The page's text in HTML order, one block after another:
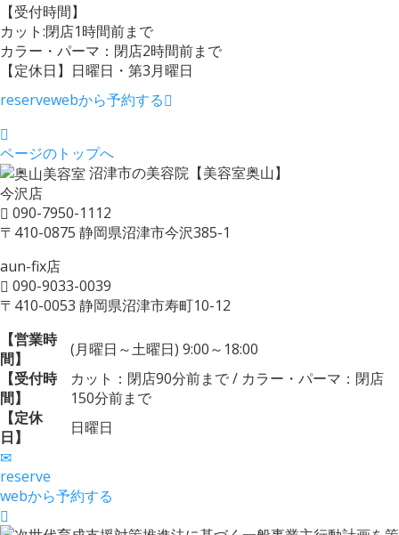
【受付時間】
カット:閉店1時間前まで
カラー・パーマ：閉店2時間前まで
【定休日】日曜日・第3月曜日
reservewebから予約する
ページのトップへ
沼津市の美容院【美容室奥山】
今沢店
090-7950-1112
〒410-0875 静岡県沼津市今沢385-1
aun-fix店
090-9033-0039
〒410-0053 静岡県沼津市寿町10-12
【営業時
間】
(月曜日～土曜日) 9:00～18:00
【受付時
間】
カット：閉店90分前まで / カラー・パーマ：閉店
150分前まで
【定休
日】
日曜日
reserve
webから予約する